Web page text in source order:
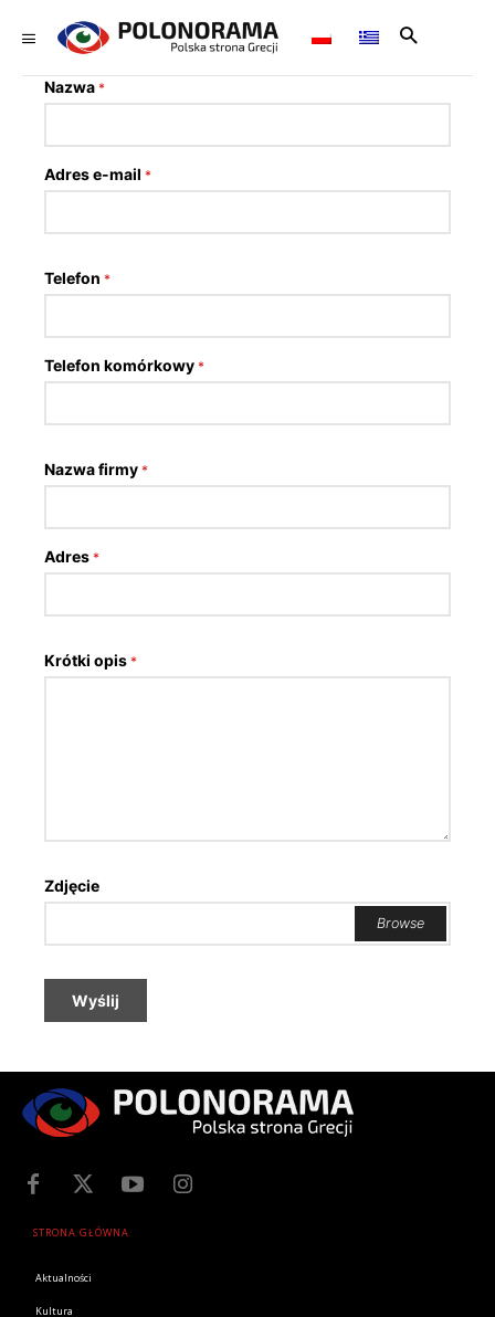
Nazwa *
Adres e-mail *
Telefon *
Telefon komórkowy *
Nazwa firmy *
Adres *
Krótki opis *
Zdjęcie
Browse
Wyślij
STRONA GŁÓWNA
Aktualności
Kultura